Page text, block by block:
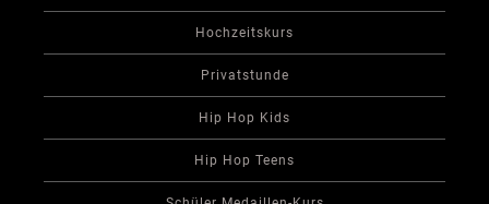
Hochzeitskurs
Privatstunde
Hip Hop Kids
Hip Hop Teens